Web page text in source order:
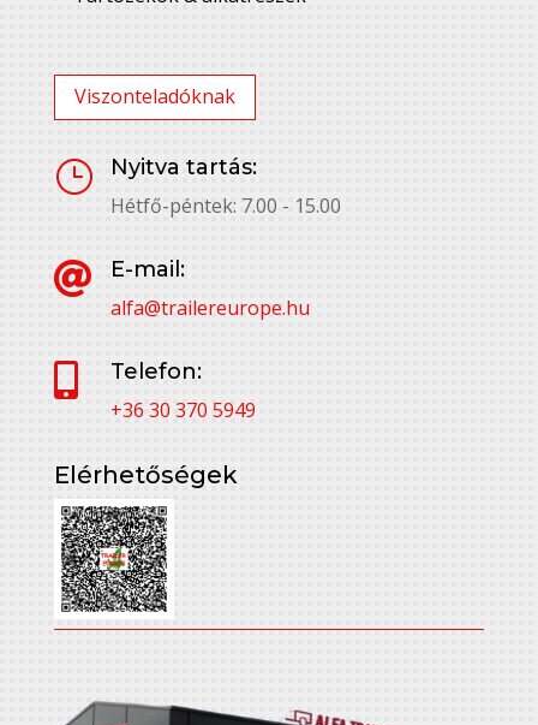
Viszonteladóknak
}
Nyitva tartás:
Hétfő-péntek: 7.00 - 15.00

E-mail:
alfa@trailereurope.hu

Telefon:
+36 30 370 5949
Elérhetőségek